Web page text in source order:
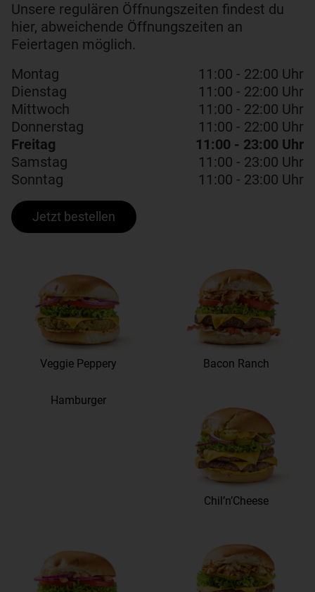
Unsere regulären Öffnungszeiten findest du
hier, abweichende Öffnungszeiten an
Feiertagen möglich.
Montag
11:00 - 22:00 Uhr
Dienstag
11:00 - 22:00 Uhr
Mittwoch
11:00 - 22:00 Uhr
Donnerstag
11:00 - 22:00 Uhr
Freitag
11:00 - 23:00 Uhr
Samstag
11:00 - 23:00 Uhr
Sonntag
11:00 - 23:00 Uhr
Jetzt bestellen
Veggie Peppery Bacon Ranch
Hamburger
Chil’n’Cheese